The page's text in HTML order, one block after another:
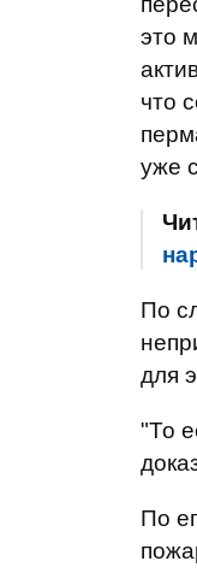
это
что
уже
По
для
"То
По